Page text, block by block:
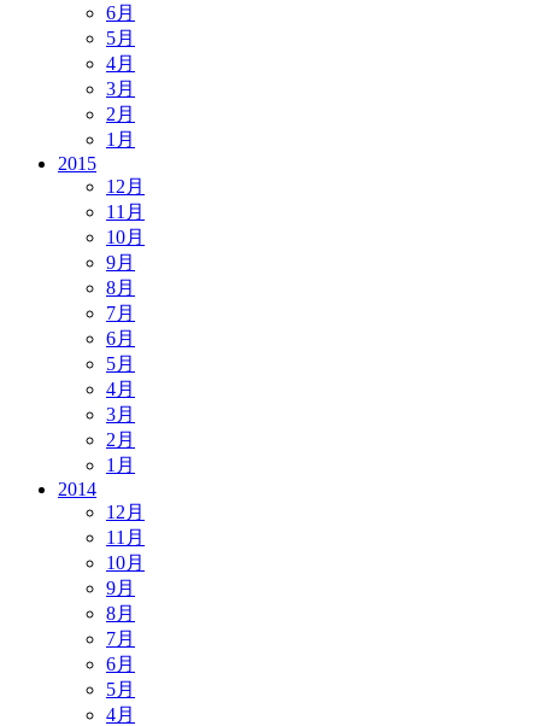
6月
5月
4月
3月
2月
1月
2015
12月
11月
10月
9月
8月
7月
6月
5月
4月
3月
2月
1月
2014
12月
11月
10月
9月
8月
7月
6月
5月
4月